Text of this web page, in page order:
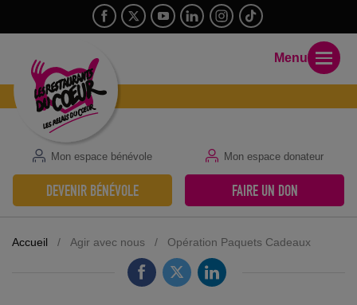
Mon espace bénévole Mon espace donateur
DEVENIR BÉNÉVOLE FAIRE UN DON
Menu
Accueil / Agir avec nous / Opération Paquets Cadeaux